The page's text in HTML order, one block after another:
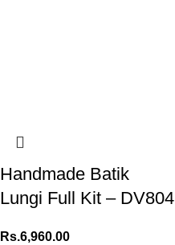
Handmade Batik
Lungi Full Kit – DV804
Rs.6,960.00